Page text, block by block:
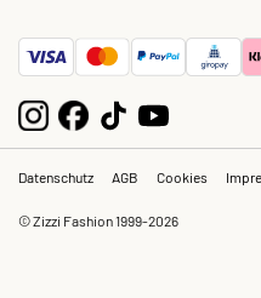
Datenschutz AGB Cookies
© Zizzi Fashion 1999-2026